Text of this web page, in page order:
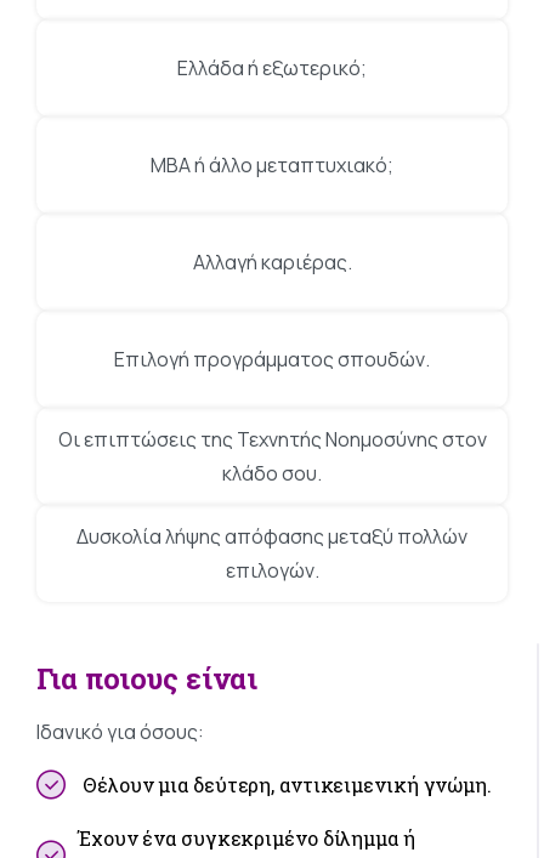
Ελλάδα ή εξωτερικό;
MBA ή άλλο μεταπτυχιακό;
Αλλαγή καριέρας.
Επιλογή προγράμματος σπουδών.
Οι επιπτώσεις της Τεχνητής Νοημοσύνης στον
κλάδο σου.
Δυσκολία λήψης απόφασης μεταξύ πολλών
επιλογών.
Για ποιους είναι
Ιδανικό για όσους:
Θέλουν μια δεύτερη, αντικειμενική γνώμη.
Έχουν ένα συγκεκριμένο δίλημμα ή